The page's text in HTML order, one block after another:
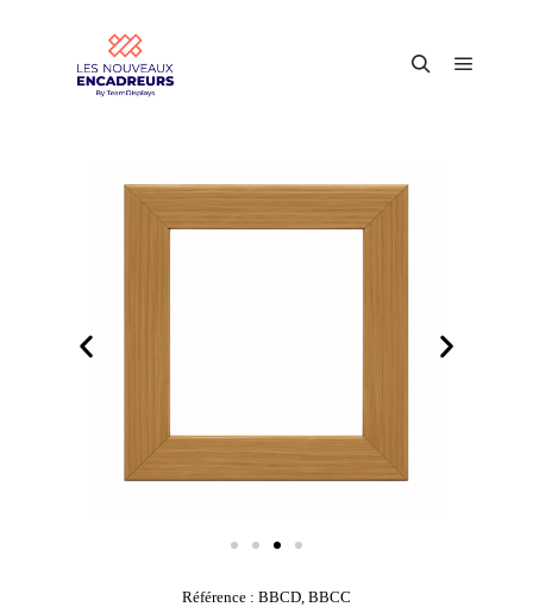
Référence : BBCD, BBCC